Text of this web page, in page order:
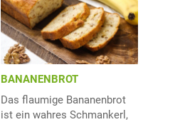
BANANENBROT
Das flaumige Bananenbrot
ist ein wahres Schmankerl,